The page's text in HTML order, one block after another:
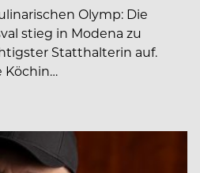
Olymp: Die
stieg in Modena zu
Statthalterin auf.
Köchin…